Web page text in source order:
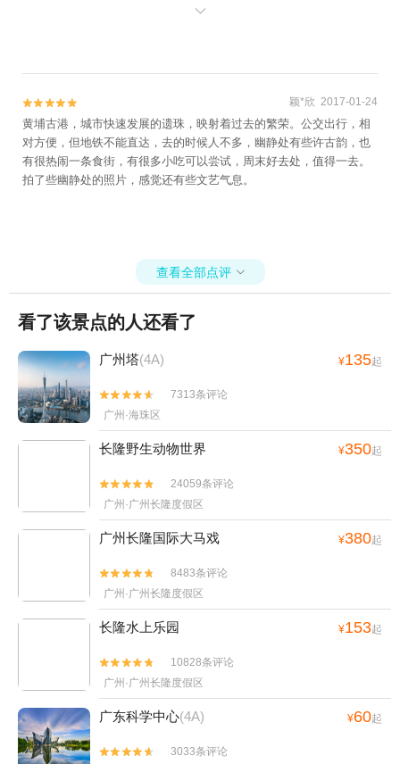
广东人爱保养，所以各种干货，补品，药茶，还有新鲜的果蔬，海


 颖*欣 2017-01-24
黄埔古港，城市快速发展的遗珠，映射着过去的繁荣。公交出行，相
对方便，但地铁不能直达，去的时候人不多，幽静处有些许古韵，也
有很热闹一条食街，有很多小吃可以尝试，周末好去处，值得一去。
拍了些幽静处的照片，感觉还有些文艺气息。
查看全部点评 
看了该景点的人还看了
广州塔(4A) ¥135起


7313条评论
广州·海珠区
长隆野生动物世界 ¥350起


24059条评论
广州·广州长隆度假区
广州长隆国际大马戏 ¥380起


8483条评论
广州·广州长隆度假区
长隆水上乐园 ¥153起


10828条评论
广州·广州长隆度假区
广东科学中心(4A) ¥60起

 3033条评论